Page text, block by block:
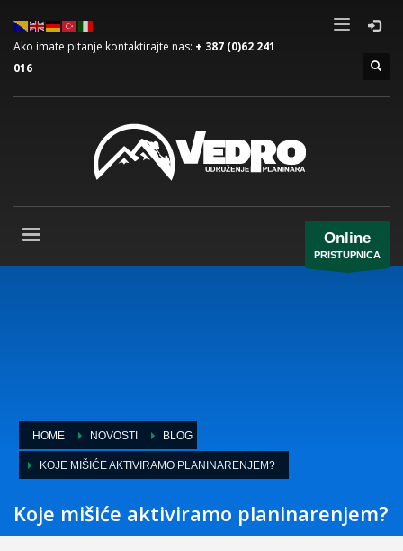
Ako imate pitanje kontaktirajte nas: + 387 (0)62 241
016
Online
PRISTUPNICA
HOME NOVOSTI BLOG
KOJE MIŠIĆE AKTIVIRAMO PLANINARENJEM?
Koje mišiće aktiviramo planinarenjem?